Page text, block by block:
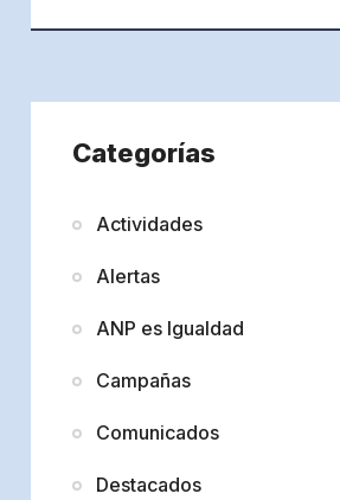
Categorías
Actividades
Alertas
ANP es Igualdad
Campañas
Comunicados
Destacados